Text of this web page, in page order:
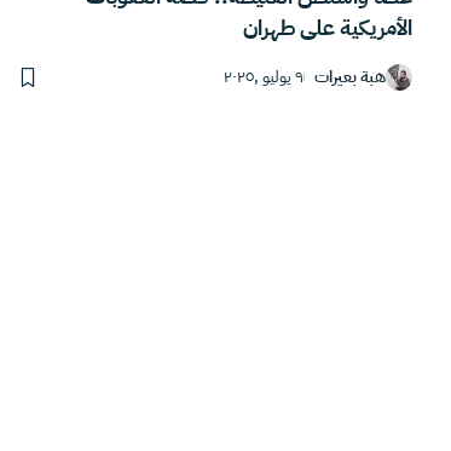
الأمريكية على طهران
هبة بعيرات ٩ يوليو ,٢٠٢٥